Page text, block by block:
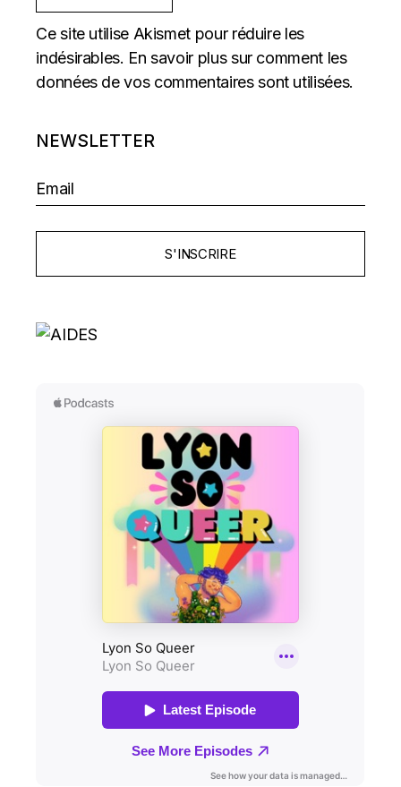
Ce site utilise Akismet pour réduire les
indésirables. En savoir plus sur comment les
données de vos commentaires sont utilisées.
NEWSLETTER
S'INSCRIRE